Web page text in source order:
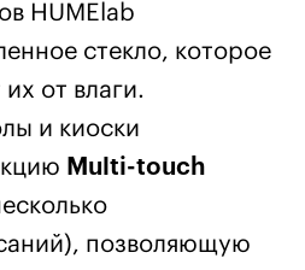
HUMElab
стекло, которое
от влаги.
и киоски
Multi-touch
позволяющую